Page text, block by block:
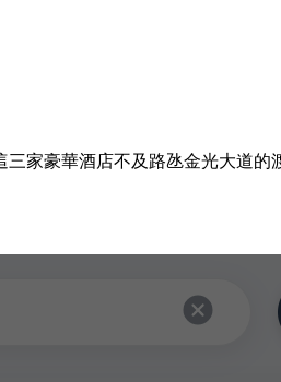
家豪華酒店不及路氹金光大道的